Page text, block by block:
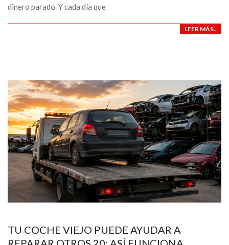
dinero parado. Y cada día que
LEER MÁS..
TU COCHE VIEJO PUEDE AYUDAR A